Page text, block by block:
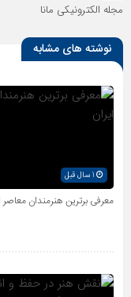
مجله الکترونیکی مانا
نوشته های مشابه
1 سال قبل
معرفی برترین هنرمندان معاصر